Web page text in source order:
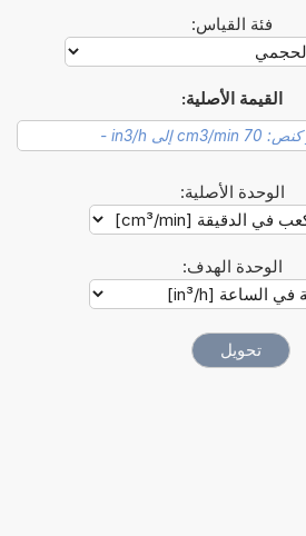
فئة القياس:
القيمة الأصلية:
الوحدة الأصلية:
الوحدة الهدف: